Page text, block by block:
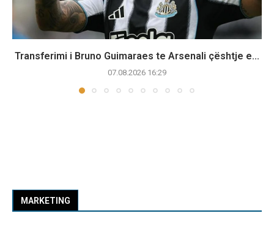
Transferimi i Bruno Guimaraes te Arsenali çështje e...
07.08.2026 16:29
MARKETING